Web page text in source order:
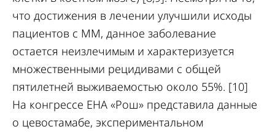
что достижения в лечении улучшили исходы
пациентов с ММ, данное заболевание
остается неизлечимым и характеризуется
множественными рецидивами с общей
пятилетней выживаемостью около 55%. [10]
На конгрессе EHA «Рош» представила данные
о цевостамабе, экспериментальном